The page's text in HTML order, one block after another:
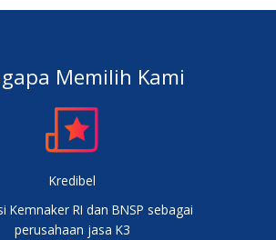
Memilih Kami
Kredibel
Kemnaker RI dan BNSP sebagai
perusahaan jasa K3